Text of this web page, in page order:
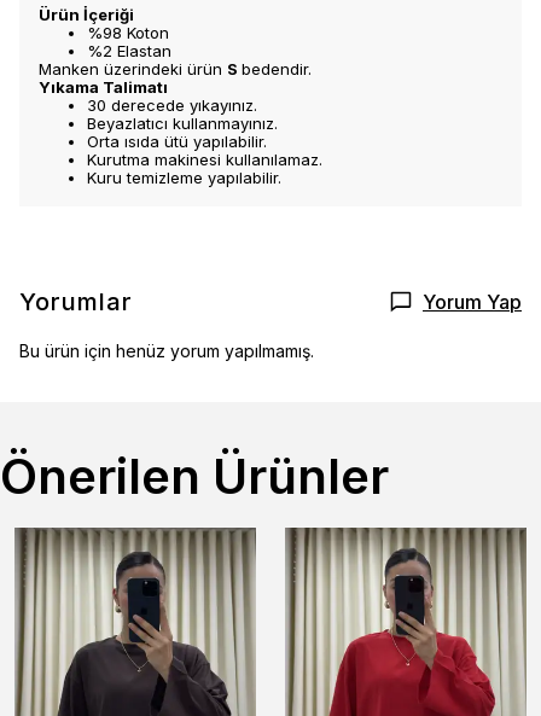
Ürün İçeriği
%98 Koton
%2 Elastan
Manken üzerindeki ürün S bedendir.
Yıkama Talimatı
30 derecede yıkayınız.
Beyazlatıcı kullanmayınız.
Orta ısıda ütü yapılabilir.
Kurutma makinesi kullanılamaz.
Kuru temizleme yapılabilir.
Yorumlar Yorum Yap
Bu ürün için henüz yorum yapılmamış.
Önerilen Ürünler